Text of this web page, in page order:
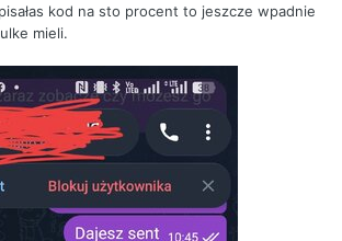
kod na sto procent to jeszcze wpadnie
mieli.